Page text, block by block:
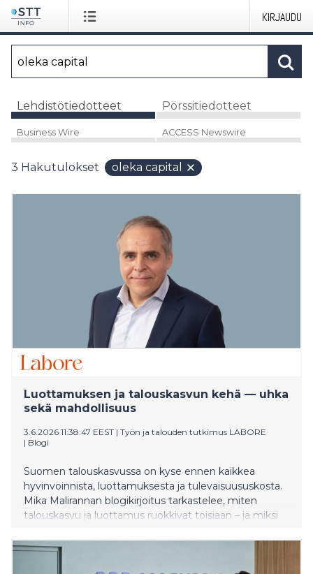
KIRJAUDU
Lehdistötiedotteet Pörssitiedotteet
Business Wire ACCESS Newswire
3 Hakutulokset oleka capital
Luottamuksen ja talouskasvun kehä — uhka
sekä mahdollisuus
3.6.2026 11:38:47 EEST | Työn ja talouden tutkimus LABORE
| Blogi
Suomen talouskasvussa on kyse ennen kaikkea
hyvinvoinnista, luottamuksesta ja tulevaisuususkosta.
Mika Malirannan blogikirjoitus tarkastelee, miten
talouskasvu ja luottamus ruokkivat toisiaan – ja miksi
panostamalla tuottavuuteen, osaamiseen,